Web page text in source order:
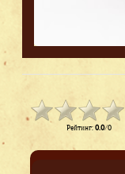
Рейтинг:0.0/0